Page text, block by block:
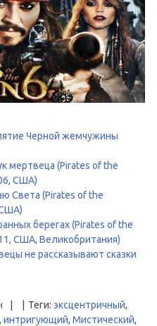
Черной жемчужины
мертвеца (Pirates of the
США)
Света (Pirates of the
США)
берегах (Pirates of the
США, Великобритания)
не рассказывают сказки
Теги: эксцентричный,
, интригующий, Мистический,